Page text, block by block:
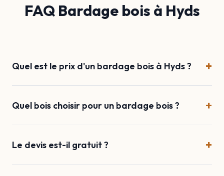
FAQ Bardage bois à Hyds
Quel est le prix d'un bardage bois à Hyds ? +
Quel bois choisir pour un bardage bois ? +
Le devis est-il gratuit ? +